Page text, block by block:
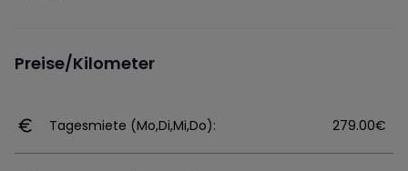
Preise/Kilometer
Tagesmiete (Mo,Di,Mi,Do): 279.00€